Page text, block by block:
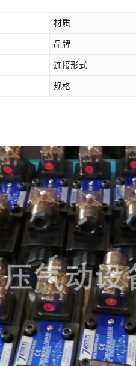
材质
品牌
连接形式
规格